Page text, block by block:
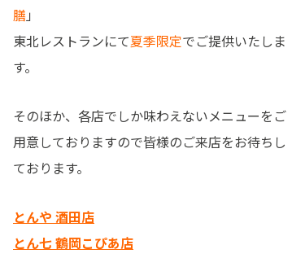
膳」
東北レストランにて夏季限定でご提供いたしま
す。
そのほか、各店でしか味わえないメニューをご
用意しておりますので皆様のご来店をお待ちし
ております。
とんや 酒田店
とん七 鶴岡こぴあ店